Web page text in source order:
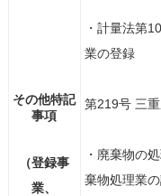
その他特記
事項
（登録事
業、
・計量法第
業の登録
第219号 三
・廃棄物の
棄物処理業